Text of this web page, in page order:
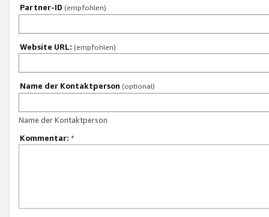
Partner-ID (empfohlen)
Website URL: (empfohlen)
Name der Kontaktperson (optional)
Name der Kontaktperson
Kommentar: *